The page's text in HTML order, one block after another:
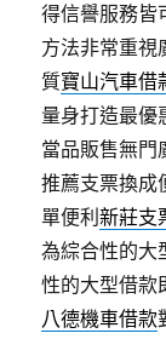
得信譽服務皆
方法非常重視
質寶山汽車借
量身打造最優
當品販售無門
推薦支票換成
單便利新莊支
為綜合性的大
性的大型借款
八德機車借款